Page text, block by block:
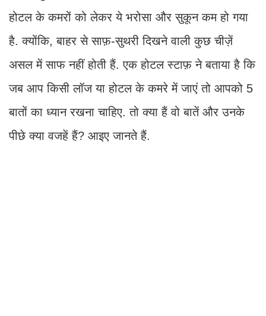
होटल के कमरों को लेकर ये भरोसा और सुकून कम हो गया
है. क्योंकि, बाहर से साफ़-सुथरी दिखने वाली कुछ चीज़ें
असल में साफ नहीं होती हैं. एक होटल स्टाफ़ ने बताया है कि
जब आप किसी लॉज या होटल के कमरे में जाएं तो आपको 5
बातों का ध्यान रखना चाहिए. तो क्या हैं वो बातें और उनके
पीछे क्या वजहें हैं? आइए जानते हैं.